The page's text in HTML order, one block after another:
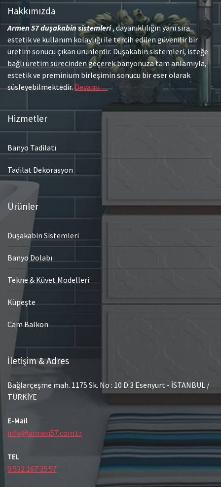
Hakkımızda
Armen 57duşakabin sistemleri, dayanıklılığın yanı sıra
estetik ve kullanım kolaylığı ile tercih edilen güvenilir bir
üretim sonucu çıkan ürünlerdir. Duşakabin sistemleri, isteğe
bağlı üretim sürecinden geçerek banyonuza tam anlamıyla,
estetik ve preminium birleşimin sonucu bir eser olarak
süsleyebilmektedir.Devamı…
Hizmetler
Banyo Tadilatı
Tadilat Dekorasyon
Ürünler
Duşakabin Sistemleri
Banyo Dolabı
Tekne & Küvet Modelleri
Küpeşte
Cam Balkon
İletişim & Adres
Bağlarçeşme mah. 1175 Sk. No : 10 D:3 Esenyurt - İSTANBUL /
TÜRKİYE
E-Mail
info@armen57.com.tr
TEL
0 532 167 35 57